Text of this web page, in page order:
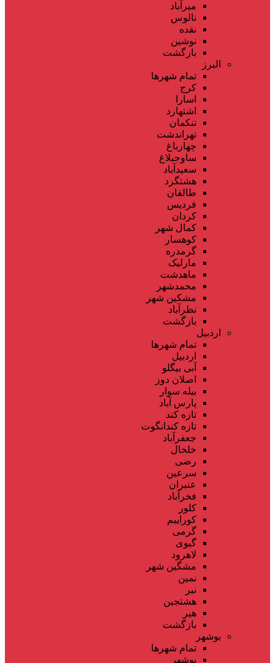
میرآباد
نالوس
نقده
نوشین
بازگشت
البرز
تمام شهر‌ها
کرج
اسارا
اشتهارد
تنکمان
تهراندشت
چهارباغ
ساوجبلاغ
سعیدآباد
هشتگرد
طالقان
فردیس
کردان
کمال شهر
کوهسار
گرمدره
مارلیک
ماهدشت
محمدشهر
مشکین شهر
نظرآباد
بازگشت
اردبیل
تمام شهر‌ها
اردبیل
آبی بیگلو
اصلان دوز
بیله سوار
پارس آباد
تازه کند
تازه کندانگوت
جعفرآباد
خلخال
رضی
سرعین
عنبران
فخرآباد
کلور
کوراییم
گرمی
گیوی
لاهرود
مشگین شهر
نمین
نیر
هشتجین
هیر
بازگشت
بوشهر
تمام شهر‌ها
بوشهر